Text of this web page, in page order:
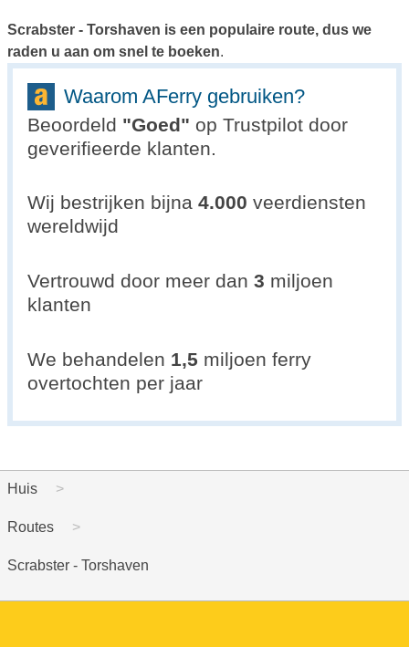
Scrabster - Torshaven is een populaire route, dus we
raden u aan om snel te boeken.
Waarom AFerry gebruiken?
Beoordeld "Goed" op Trustpilot door
geverifieerde klanten.
Wij bestrijken bijna 4.000 veerdiensten
wereldwijd
Vertrouwd door meer dan 3 miljoen
klanten
We behandelen 1,5 miljoen ferry
overtochten per jaar
Huis
Routes
Scrabster - Torshaven